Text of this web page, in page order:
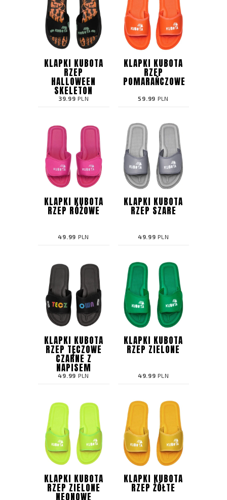
KLAPKI KUBOTA
RZEP
HALLOWEEN
SKELETON
39.99 PLN
KLAPKI KUBOTA
RZEP
POMARAŃCZOWE
59.99 PLN
KLAPKI KUBOTA
RZEP RÓŻOWE
49.99 PLN
KLAPKI KUBOTA
RZEP SZARE
49.99 PLN
KLAPKI KUBOTA
RZEP TĘCZOWE
CZARNE Z
NAPISEM
49.99 PLN
KLAPKI KUBOTA
RZEP ZIELONE
49.99 PLN
KLAPKI KUBOTA
RZEP ZIELONE
NEONOWE
KLAPKI KUBOTA
RZEP ŻÓŁTE